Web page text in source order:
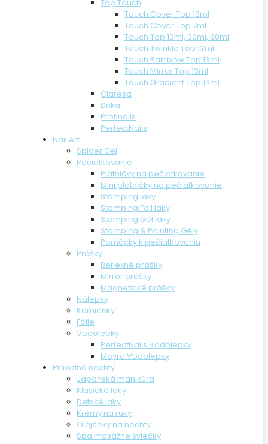
Top Touch
Touch Cover Top 13ml
Touch Cover Top 7ml
Touch Top 13ml, 30ml, 60ml
Touch Twinkle Top 13ml
Touch Rainbow Top 13ml
Touch Mirror Top 13ml
Touch Gradient Top 13ml
Claresa
Dnka
Profinails
PerfectNails
Nail Art
Spider Gel
Pečiatkovanie
Platničky na pečiatkovanie
Mini platničky na pečiatkovanie
Stamping laky
Stamping Foil laky
Stamping Gél laky
Stamping & Painting Gély
Pomôcky k pečiatkovaniu
Prášky
Reflexné prášky
Mirror prášky
Magnetické prášky
Nálepky
Kamienky
Fólie
Vodolepky
PerfectNails Vodolepky
Moyra Vodolepky
Prírodné nechty
Japonská manikúra
Klasické laky
Detské laky
Krémy na ruky
Olejčeky na nechty
Spa masážne sviečky